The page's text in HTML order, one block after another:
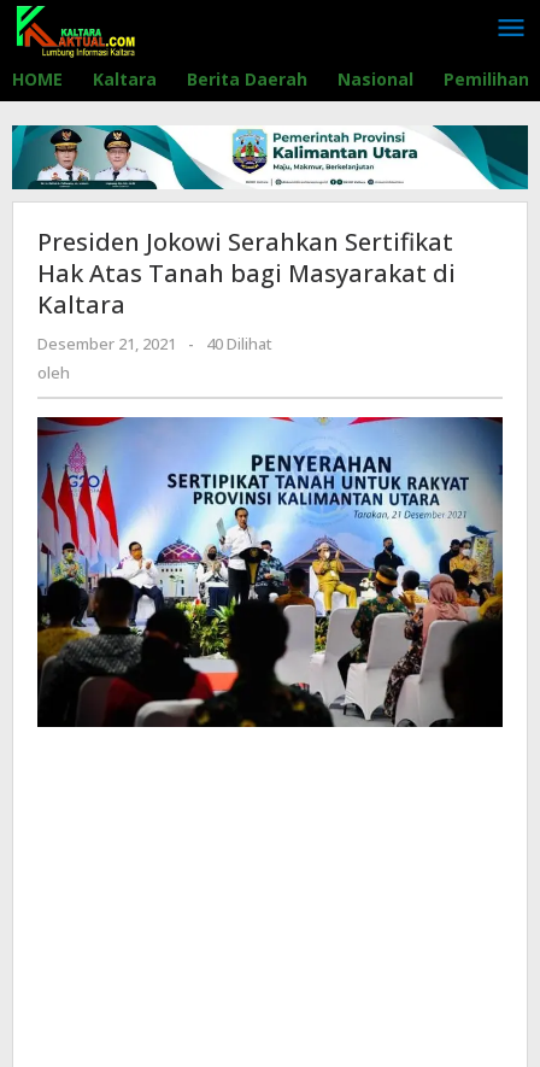
Lewati
konten
HOME Kaltara Berita Daerah Nasional Pemilihan
Presiden Jokowi Serahkan Sertifikat
Hak Atas Tanah bagi Masyarakat di
Kaltara
Desember 21, 2021 oleh
-
40 Dilihat
oleh